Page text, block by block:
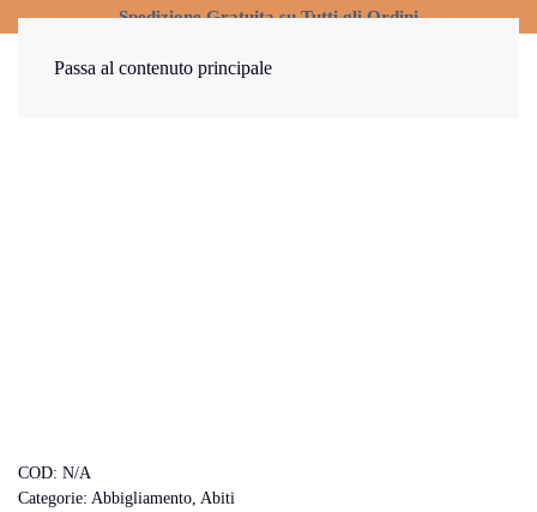
Passa al contenuto principale
Spedizione Gratuita su Tutti gli Ordini
COD: N/A
Categorie: Abbigliamento Abiti